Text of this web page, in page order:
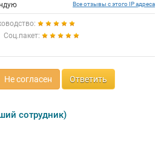
Все отзывы с этого IP адреса
Соц.пакет:
Не согласен Ответить
сотрудник)